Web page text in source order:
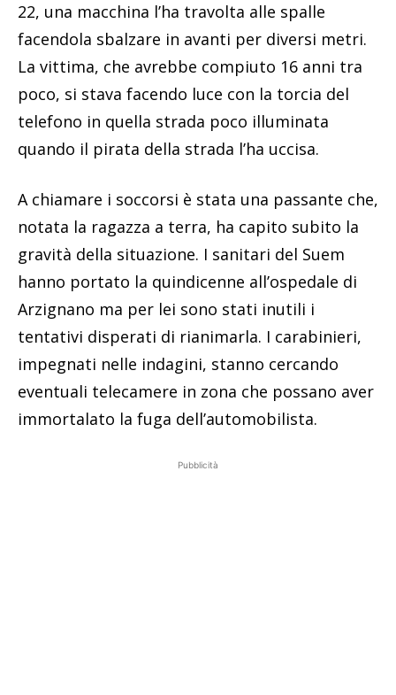
22, una macchina l’ha travolta alle spalle
facendola sbalzare in avanti per diversi metri.
La vittima, che avrebbe compiuto 16 anni tra
poco, si stava facendo luce con la torcia del
telefono in quella strada poco illuminata
quando il pirata della strada l’ha uccisa.
A chiamare i soccorsi è stata una passante che,
notata la ragazza a terra, ha capito subito la
gravità della situazione. I sanitari del Suem
hanno portato la quindicenne all’ospedale di
Arzignano ma per lei sono stati inutili i
tentativi disperati di rianimarla. I carabinieri,
impegnati nelle indagini, stanno cercando
eventuali telecamere in zona che possano aver
immortalato la fuga dell’automobilista.
Pubblicità